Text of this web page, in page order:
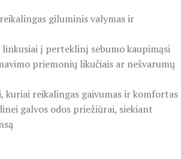
giluminis valymas ir
linkusiai į perteklinį sebumo kaupimąsi
priemonių likučiais ar nešvarumų
kuriai reikalingas gaivumas ir komfortas
galvos odos priežiūrai, siekiant